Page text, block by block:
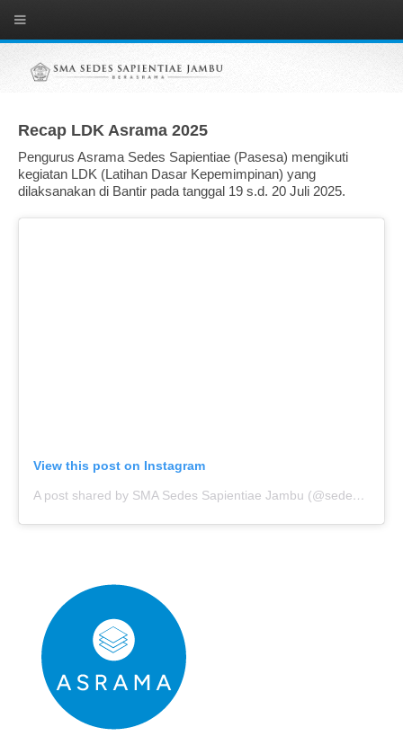
Recap LDK Asrama 2025
Pengurus Asrama Sedes Sapientiae (Pasesa) mengikuti
kegiatan LDK (Latihan Dasar Kepemimpinan) yang
dilaksanakan di Bantir pada tanggal 19 s.d. 20 Juli 2025.
View this post on Instagram
A post shared by SMA Sedes Sapientiae Jambu (@sedesjambu_official)